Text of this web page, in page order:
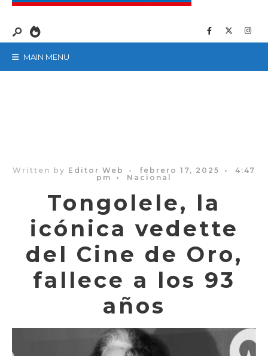
MAIN MENU
Written by Editor Web • febrero 17, 2025 •
4:47
pm
• Nacional
Tongolele, la
icónica vedette
del Cine de Oro,
fallece a los 93
años